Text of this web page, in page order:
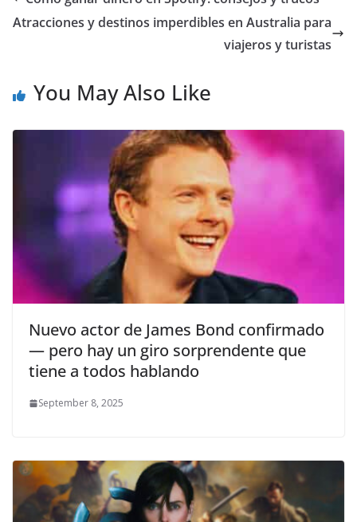
Atracciones y destinos imperdibles en Australia para
viajeros y turistas
You May Also Like
Nuevo actor de James Bond confirmado
— pero hay un giro sorprendente que
tiene a todos hablando
September 8, 2025